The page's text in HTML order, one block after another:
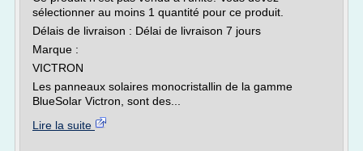
sélectionner au moins 1 quantité pour ce produit.
Délais de livraison : Délai de livraison 7 jours
Marque :
VICTRON
Les panneaux solaires monocristallin de la gamme
BlueSolar Victron, sont des...
Lire la suite